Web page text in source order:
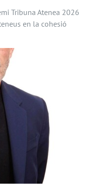
Tribuna Atenea 2026
en la cohesió